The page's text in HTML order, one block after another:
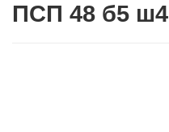
ПСП 48 б5 ш4